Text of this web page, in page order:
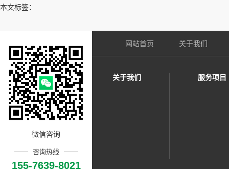
本文标签：
微信咨询
咨询热线
155-7639-8021
网站首页 关于我们
关于我们 服务项目